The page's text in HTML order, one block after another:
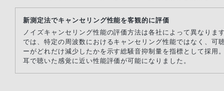
新測定法でキャンセリング性能を客観的に評価
ノイズキャンセリング性能の評価方法は各社によって異なりま
では、特定の周波数におけるキャンセリング性能ではなく、可
ーがどれだけ減少したかを示す総騒音抑制量を指標として採用
耳で聴いた感覚に近い性能評価が可能になりました。